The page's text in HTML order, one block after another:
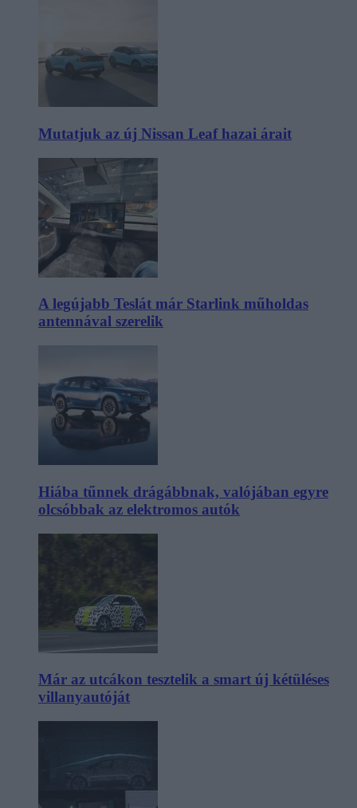
Mutatjuk az új Nissan Leaf hazai árait
A legújabb Teslát már Starlink műholdas
antennával szerelik
Hiába tűnnek drágábbnak, valójában egyre
olcsóbbak az elektromos autók
Már az utcákon tesztelik a smart új kétüléses
villanyautóját